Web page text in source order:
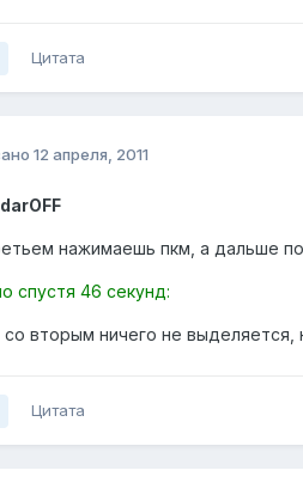
Цитата
12 апреля, 2011
нажимаешь пкм, а дальше
спустя 46 секунд:
со вторым ничего не выделяется,
Цитата